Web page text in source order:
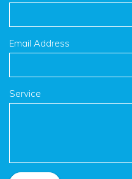
Email Address
Service